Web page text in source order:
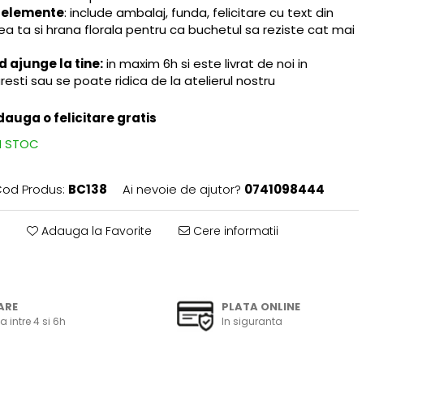
: include ambalaj, funda, felicitare cu text din
ta si hrana florala pentru ca buchetul sa reziste cat mai
ajunge la tine:in maxim 6h si este livrat de noi in
sau se poate ridica de la atelierul nostru
o felicitare gratis
STOC
Produs: BC138 Ai nevoie de ajutor? 0741098444
Adauga la Favorite Cere informatii
intre 4 si 6h
PLATA ONLINE
In siguranta